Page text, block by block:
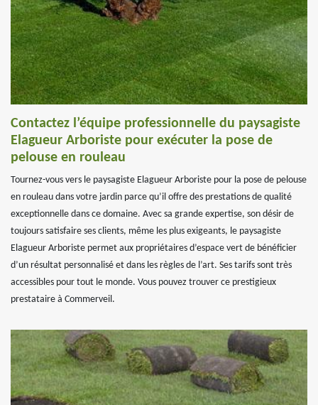
Contactez l’équipe professionnelle du paysagiste
Elagueur Arboriste pour exécuter la pose de
pelouse en rouleau
Tournez-vous vers le paysagiste Elagueur Arboriste pour la pose de pelouse
en rouleau dans votre jardin parce qu’il offre des prestations de qualité
exceptionnelle dans ce domaine. Avec sa grande expertise, son désir de
toujours satisfaire ses clients, même les plus exigeants, le paysagiste
Elagueur Arboriste permet aux propriétaires d’espace vert de bénéficier
d’un résultat personnalisé et dans les règles de l’art. Ses tarifs sont très
accessibles pour tout le monde. Vous pouvez trouver ce prestigieux
prestataire à Commerveil.